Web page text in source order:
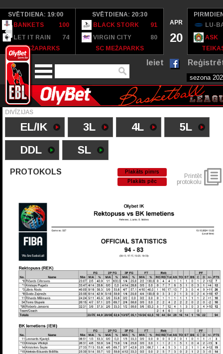
SVĒTDIENA: 19:00
BANKETS
100
LET IT RAIN
74
SC MEŽAPARKS
SVĒTDIENA: 20:30
BLACK STORK
91
VIRGIN CITY
80
SC MEŽAPARKS
APR
20
LU-
ASK
Ieiet
DIVĪZIJAS
EL/IK 3L 4L
5L
DDL
SL
PROTOKOLS
Plakāts pimrs
Plakāts pēc
Printēt
protokolu